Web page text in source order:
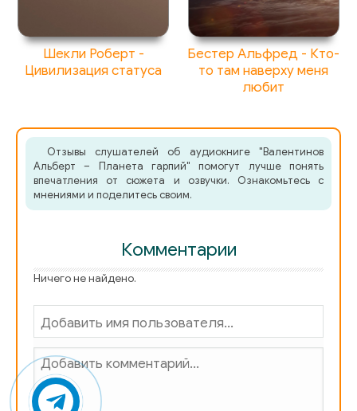
Шекли Роберт -
Цивилизация статуса
Бестер Альфред - Кто-
то там наверху меня
любит
Отзывы слушателей об аудиокниге "Валентинов
Альберт – Планета гарпий" помогут лучше понять
впечатления от сюжета и озвучки. Ознакомьтесь с
мнениями и поделитесь своим.
Комментарии
Ничего не найдено.